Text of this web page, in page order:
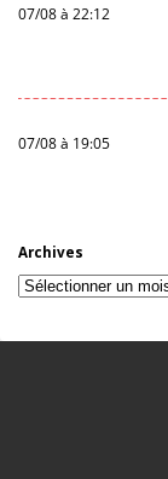
07/08 à 22:12
07/08 à 19:05
Archives
Archives